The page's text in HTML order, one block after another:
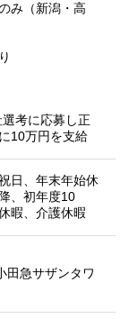
み（新潟・高
考に応募し正
10万円を支給
日、年末年始休
、初年度10
暇、介護休暇
田急サザンタワ